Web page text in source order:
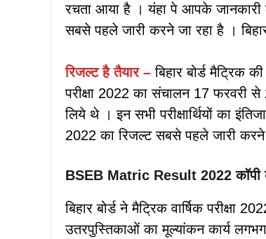
रचता आया है । यंहा पे आपके जानकारी के
सबसे पहले जारी करने जा रहा है ।
रिजल्ट है तैयार – बिहार बोर्ड मैट्रिक
परीक्षा 2022 का संचालन 17 फरवरी
लिये थे । इन सभी परीक्षार्थियों का
2022 का रिजल्ट सबसे पहले जारी करने
BSEB Matric Result 2022 कॉपी के
बिहार बोर्ड ने मैट्रिक वार्षिक परीक्षा
उतरपुस्तिकाओं का मूल्यांकन कार्य